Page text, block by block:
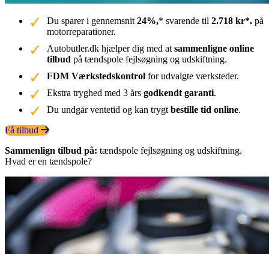
Du sparer i gennemsnit 24%,* svarende til 2.718 kr*. på
motorreparationer.
Autobutler.dk hjælper dig med at sammenligne online
tilbud på tændspole fejlsøgning og udskiftning.
FDM Værkstedskontrol for udvalgte værksteder.
Ekstra tryghed med 3 års godkendt garanti.
Du undgår ventetid og kan trygt bestille tid online.
Få tilbud
Sammenlign tilbud på: tændspole fejlsøgning og udskiftning.
Hvad er en tændspole?